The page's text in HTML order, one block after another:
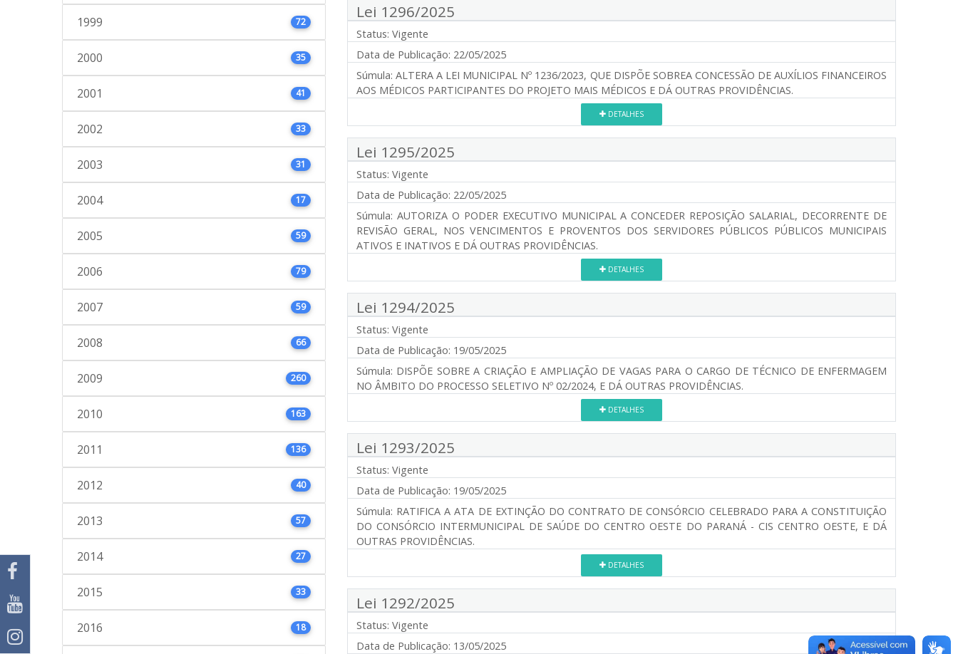
1999 72
2000 35
2001 41
2002 33
2003 31
2004 17
2005 59
2006 79
2007 59
2008 66
2009 260
2010 163
2011 136
2012 40
2013 57
2014 27
2015 33
2016 18
Lei 1296/2025
Status: Vigente
Data de Publicação: 22/05/2025
Súmula: ALTERA A LEI MUNICIPAL Nº 1236/2023, QUE DISPÕE SOBREA CONCESSÃO DE AUXÍLIOS FINANCEIROS
AOS MÉDICOS PARTICIPANTES DO PROJETO MAIS MÉDICOS E DÁ OUTRAS PROVIDÊNCIAS.
DETALHES
Lei 1295/2025
Status: Vigente
Data de Publicação: 22/05/2025
Súmula: AUTORIZA O PODER EXECUTIVO MUNICIPAL A CONCEDER REPOSIÇÃO SALARIAL, DECORRENTE DE
REVISÃO GERAL, NOS VENCIMENTOS E PROVENTOS DOS SERVIDORES PÚBLICOS PÚBLICOS MUNICIPAIS
ATIVOS E INATIVOS E DÁ OUTRAS PROVIDÊNCIAS.
DETALHES
Lei 1294/2025
Status: Vigente
Data de Publicação: 19/05/2025
Súmula: DISPÕE SOBRE A CRIAÇÃO E AMPLIAÇÃO DE VAGAS PARA O CARGO DE TÉCNICO DE ENFERMAGEM
NO ÂMBITO DO PROCESSO SELETIVO Nº 02/2024, E DÁ OUTRAS PROVIDÊNCIAS.
DETALHES
Lei 1293/2025
Status: Vigente
Data de Publicação: 19/05/2025
Súmula: RATIFICA A ATA DE EXTINÇÃO DO CONTRATO DE CONSÓRCIO CELEBRADO PARA A CONSTITUIÇÃO
DO CONSÓRCIO INTERMUNICIPAL DE SAÚDE DO CENTRO OESTE DO PARANÁ - CIS CENTRO OESTE, E DÁ
OUTRAS PROVIDÊNCIAS.
DETALHES
Lei 1292/2025
Status: Vigente
Data de Publicação: 13/05/2025